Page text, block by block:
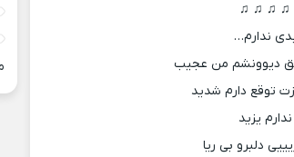
♫ ♫ ♫ ♫
ندارم…
دیوونشم من عجیب
توقع دارم شدید
یزید
دلبرو بی ریا